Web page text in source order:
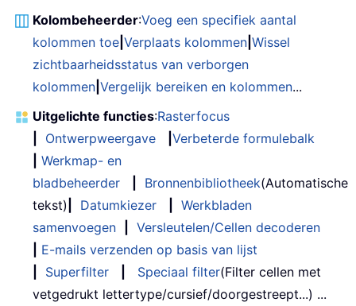
Kolombeheerder:Voeg een specifiek aantal
kolommen toe Verplaats kolommen Wissel
zichtbaarheidsstatus van verborgen
kolommen Vergelijk bereiken en kolommen...
Uitgelichte functies:Rasterfocus
Ontwerpweergave
Verbeterde formulebalk
Werkmap- en
bladbeheerder
Bronnenbibliotheek(Automatische
tekst)
Datumkiezer
Werkbladen
samenvoegen
Versleutelen/Cellen decoderen
E-mails verzenden op basis van lijst
Superfilter Speciaal filter(Filter cellen met
vetgedrukt lettertype/cursief/doorgestreept...) ...